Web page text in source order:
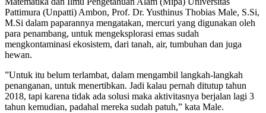
Pattimura (Unpatti) Ambon, Prof. Dr. Yusthinus Thobias Male, S.Si,
M.Si dalam paparannya mengatakan, mercuri yang digunakan oleh
para penambang, untuk mengeksplorasi emas sudah
mengkontaminasi ekosistem, dari tanah, air, tumbuhan dan juga
hewan.
”Untuk itu belum terlambat, dalam mengambil langkah-langkah
penanganan, untuk menertibkan. Jadi kalau pernah ditutup tahun
2018, tapi karena tidak ada solusi maka aktivitasnya berjalan lagi 3
tahun kemudian, padahal mereka sudah patuh,” kata Male.